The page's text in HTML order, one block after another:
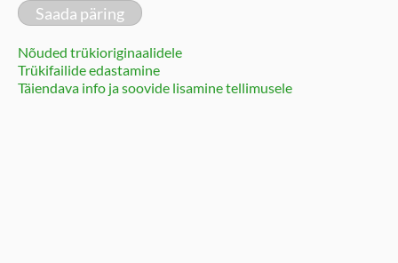
Nõuded trükioriginaalidele
Trükifailide edastamine
Täiendava info ja soovide lisamine tellimusele